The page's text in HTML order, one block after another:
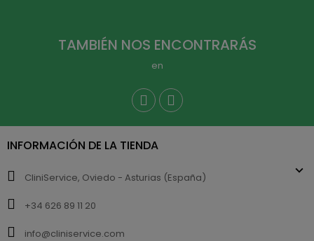
TAMBIÉN NOS ENCONTRARÁS
en
INFORMACIÓN DE LA TIENDA
CliniService, Oviedo - Asturias (España)
+34 626 89 11 20
info@cliniservice.com